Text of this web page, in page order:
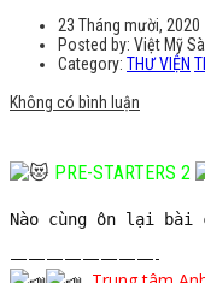
23 Tháng mười, 2020
Posted by: Việt Mỹ
Category: THƯ VIỆN
Không có bình luận
PRE-STARTERS 2
Nào cùng ôn lại bài
————————-